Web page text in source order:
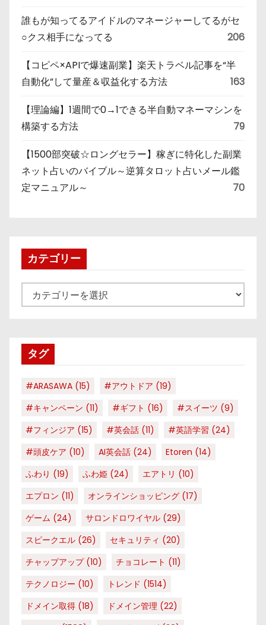
誰もが知ってるアイドルのマネージャーしてるがセ
○クス相手になってる
206
【コピペ×APIで爆速副業】楽天トラベル記事を“半
自動化”して量産＆収益化する方法
163
【理論編】1週間で0→1できる半自動マネーマシンを
構築する方法
79
【1500部突破☆ロングセラー】稼ぎに特化した副業
ネット占いのバイブル～逆算タロット占いメール鑑
定マニュアル～
70
カテゴリー
テ
ータグ
#ARASAWA (15) #アウトドア (19)
#キャンペーン (11) #ギフト (16) #スイーツ (9)
#フィンジア (15) #英会話 (11) #英語学習 (24)
#頭皮ケア (10) AI英会話 (24) Etoren (14)
ふわり (19) ふわ姫 (24) エアトリ (10)
エプロン (11) オンラインショッピング (17)
ゲーム (24) サロンドロワイヤル (29)
スピークエル (26) セキュリティ (20)
チャップアップ(10) チョコレート (11)
テクノロジー (10) トレンド (1514)
ドメイン取得 (18) ドメイン管理 (22)